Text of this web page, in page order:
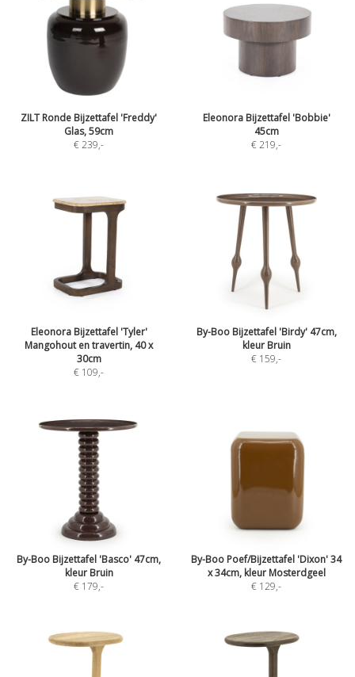
ZILT Ronde Bijzettafel 'Freddy'
Glas, 59cm
€ 239,-
Eleonora Bijzettafel 'Bobbie'
45cm
€ 219,-
Eleonora Bijzettafel 'Tyler'
Mangohout en travertin, 40 x
30cm
€ 109,-
By-Boo Bijzettafel 'Birdy' 47cm,
kleur Bruin
€ 159,-
By-Boo Bijzettafel 'Basco' 47cm,
kleur Bruin
€ 179,-
By-Boo Poef/Bijzettafel 'Dixon' 34
x 34cm, kleur Mosterdgeel
€ 129,-